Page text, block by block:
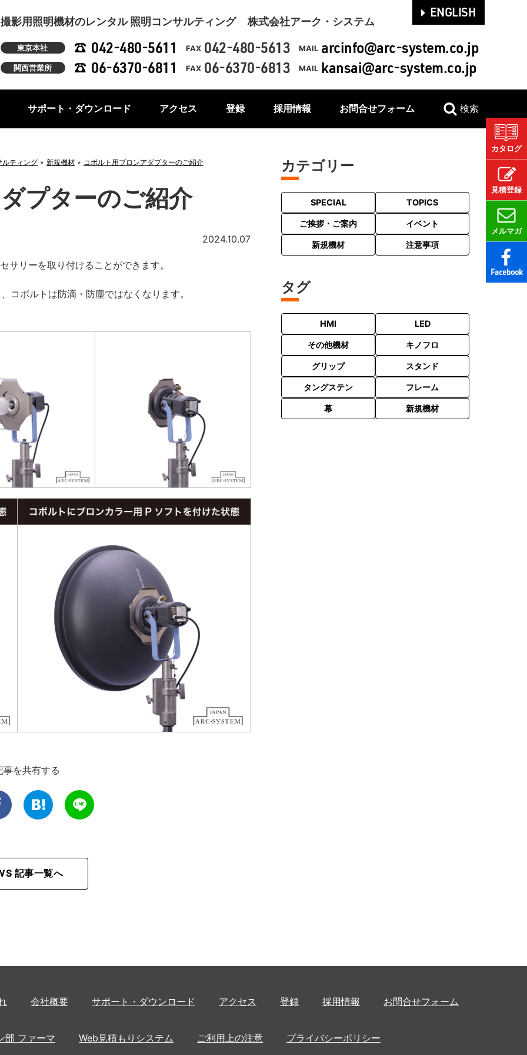
撮影用照明機材のレンタル 照明コンサルティング 株式会社アーク・システム
東京本社 042-480-5611 FAX 042-480-5613 MAIL arcinfo@arc-system.co.jp
関西営業所 06-6370-6811 FAX 06-6370-6813 MAIL kansai@arc-system.co.jp
ENGLISH
サポート・ダウンロード アクセス 登録 採用情報 お問合せフォーム 検索
カタログ
見積登録
メルマガ
Facebook
ルティング 新規機材 コボルト用ブロンアダプターのご紹介
プターのご紹介
2024.10.07
リーを取り付けることができます。
コボルトは防滴・防塵ではなくなります。
事を共有する
記事一覧へ
カテゴリー
SPECIAL TOPICS
ご挨拶・ご案内 イベント
新規機材 注意事項
タグ
HMI LED
その他機材 キノフロ
グリップ スタンド
タングステン フレーム
幕 新規機材
会社概要 サポート・ダウンロード アクセス 登録 採用情報 お問合せフォーム
部 ファーマ Web見積もりシステム ご利用上の注意 プライバシーポリシー